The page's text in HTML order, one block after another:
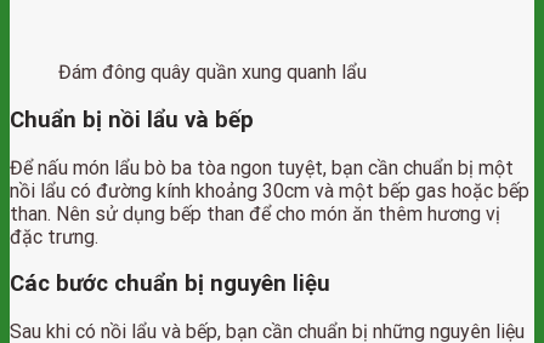
Đám đông quây quần xung quanh lẩu
Chuẩn bị nồi lẩu và bếp
Để nấu món lẩu bò ba tòa ngon tuyệt, bạn cần chuẩn bị một
nồi lẩu có đường kính khoảng 30cm và một bếp gas hoặc bếp
than. Nên sử dụng bếp than để cho món ăn thêm hương vị
đặc trưng.
Các bước chuẩn bị nguyên liệu
Sau khi có nồi lẩu và bếp, bạn cần chuẩn bị những nguyên liệu